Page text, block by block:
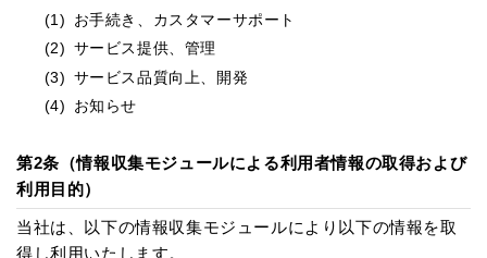
(1)
お手続き、カスタマーサポート
(2) サービス提供、管理
(3) サービス品質向上、開発
(4)
お知らせ
第2条（情報収集モジュールによる利用者情報の取得および
利用目的）
当社は、以下の情報収集モジュールにより以下の情報を取
得し利用いたします。